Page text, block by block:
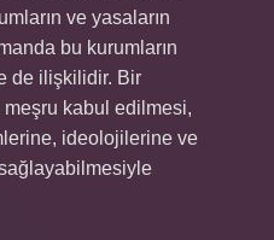
ve yasaların
bu kurumların
de ilişkilidir. Bir
kabul edilmesi,
ideolojilerine ve
sağlayabilmesiyle